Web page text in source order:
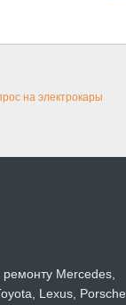
на электрокары
Mercedes,
Lexus, Porsche.